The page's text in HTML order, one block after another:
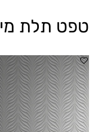
טפט תלת